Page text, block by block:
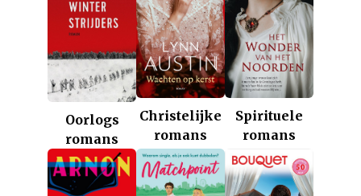
Oorlogs
romans
Christelijke
romans
Spirituele
romans